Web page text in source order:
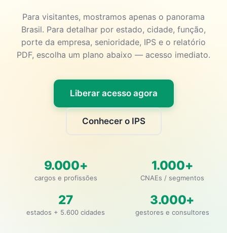
Para visitantes, mostramos apenas o panorama
Brasil. Para detalhar por estado, cidade, função,
porte da empresa, senioridade, IPS e o relatório
PDF, escolha um plano abaixo — acesso imediato.
Liberar acesso agora
Conhecer o IPS
9.000+
cargos e profissões
1.000+
CNAEs / segmentos
27
estados + 5.600 cidades
3.000+
gestores e consultores